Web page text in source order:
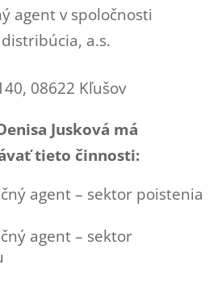
agent v spoločnosti
a.s.
08622 Kľušov
Jusková má
tieto činnosti:
agent – sektor poistenia
agent – sektor